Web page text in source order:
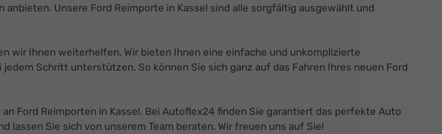
Unsere Ford Reimporte in Kassel sind alle sorgfältig ausgewählt und
wir Ihnen weiterhelfen. Wir bieten Ihnen eine einfache und unkomplizierte
Schritt unterstützen. So können Sie sich ganz auf das Fahren Ihres neuen Ford
Ford Reimporten in Kassel. Bei Autoflex24 finden Sie garantiert das perfekte Auto
Sie sich von unserem Team beraten. Wir freuen uns auf Sie!